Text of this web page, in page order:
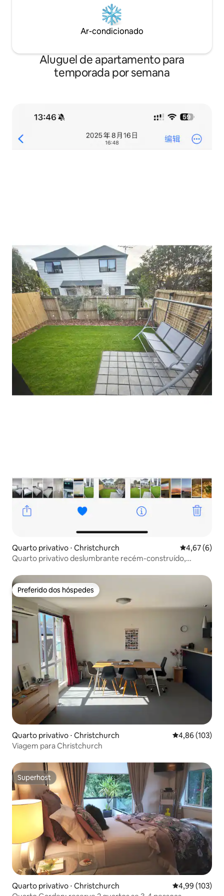
Ar-condicionado
Aluguel de apartamento para
temporada por semana
Quarto privativo ⋅ Christchurch 4,67 de uma
4,67 (6)
Quarto privativo deslumbrante recém-construído,
Preferido dos hóspedes
Preferido dos hóspedes
Quarto privativo ⋅ Christchurch 4,86 de uma
4,86 (103)
Viagem para Christchurch
Superhost
Superhost
Quarto privativo ⋅ Christchurch 4,99 de uma
4,99 (103)